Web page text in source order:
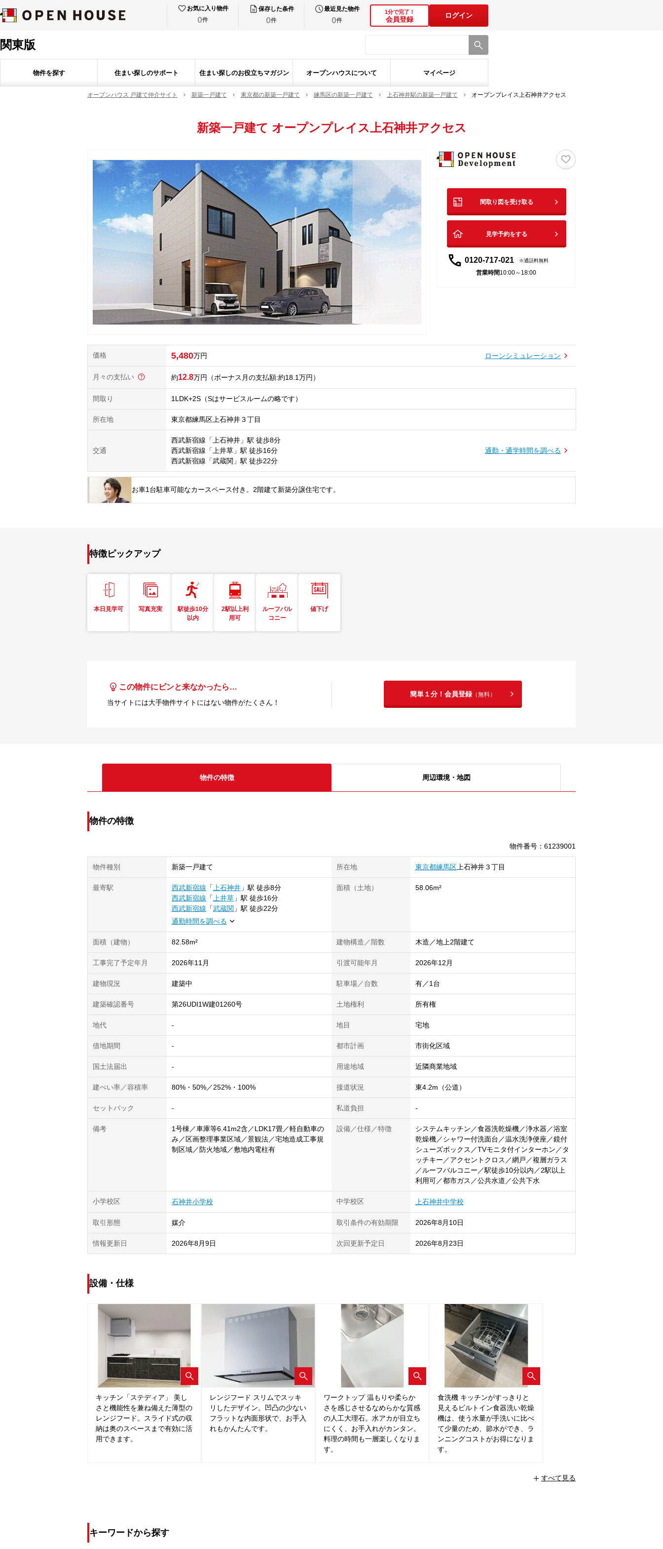
お気に入り物件
0件
保存した条件
0件
最近見た物件
0件
1分で完了！
会員登録
ログイン
関東版
物件を探す 住まい探しのサポート 住まい探しのお役立ちマガジン オープンハウスについて マイページ
オープンハウス 戸建て仲介サイト 新築一戸建て 東京都の新築一戸建て 練馬区の新築一戸建て 上石神井駅の新築一戸建て オープンプレイス上石神井アクセス
新築一戸建て オープンプレイス上石神井アクセス
♡
間取り図を受け取る
見学予約をする
0120-717-021 通話料無料
営業時間10:00～18:00
価格 5,480万円 ローンシミュレーション
月々の支払い 12.8万円 （ボーナス月の支払額:約18.1万円）
間取り 1LDK+2S（Sはサービスルームの略です）
所在地 東京都練馬区上石神井３丁目
交通
西武新宿線「上石神井」駅 徒歩8分
西武新宿線「上井草」駅 徒歩16分
西武新宿線「武蔵関」駅 徒歩22分
通勤・通学時間を調べる
お車1台駐車可能なカースペース付き。2階建て新築分譲住宅です。
特徴ピックアップ
本日見学可 写真充実
駅徒歩10分
以内
2駅以上利
用可
ルーフバル
コニー
値下げ
この物件にピンと来なかったら…
当サイトには大手物件サイトにはない物件がたくさん！
簡単１分！会員登録 （無料）
物件の特徴 周辺環境・地図
物件の特徴
物件番号 ： 61239001
物件種別 新築一戸建て 所在地 東京都練馬区上石神井３丁目
最寄駅 西武新宿線 「 上石神井」 駅 徒歩8分
西武新宿線 「 上井草」 駅 徒歩16分
西武新宿線 「武蔵関 」 駅 徒歩22分
通勤時間を調べる
面積（土地） 58.06m²
面積（建物） 82.58m² 建物構造／階数 木造／地上2階建て
工事完了予定年月 2026年11月 引渡可能年月 2026年12月
建物現況 建築中 駐車場／台数 有／1台
建築確認番号 第26UDI1W建01260号 土地権利 所有権
地代 - 地目 宅地
借地期間 - 都市計画 市街化区域
国土法届出 - 用途地域 近隣商業地域
建ぺい率／容積率 80%・50%／252%・100% 接道状況 東4.2m（公道）
セットバック - 私道負担 -
備考
1号棟／車庫等6.41m2含／LDK17畳／軽自動車の
み／区画整理事業区域／景観法／宅地造成工事規
制区域／防火地域／敷地内電柱有
設備／仕様／特徴
システムキッチン／食器洗乾燥機／浄水器／浴室
乾燥機／シャワー付洗面台／温水洗浄便座／鏡付
シューズボックス／TVモニタ付インターホン／タ
ッチキー／アクセントクロス／網戸／複層ガラス
／ルーフバルコニー／駅徒歩10分以内／2駅以上
利用可／都市ガス／公共水道／公共下水
小学校区 石神井小学校 中学校区 上石神井中学校
取引形態 媒介 取引条件の有効期限 2026年8月10日
情報更新日 2026年8月9日 次回更新予定日 2026年8月23日
設備・仕様
キッチン「ステディア」 美し
さと機能性を兼ね備えた薄型の
レンジフード。スライド式の収
納は奥のスペースまで有効に活
用できます。
レンジフード スリムでスッキ
リしたデザイン。凹凸の少ない
フラットな内面形状で、お手入
れもかんたんです。
ワークトップ 温もりや柔らか
さを感じさせるなめらかな質感
の人工大理石。水アカが目立ち
にくく、お手入れがカンタン。
料理の時間も一層楽しくなりま
す。
食洗機 キッチンがすっきりと
見えるビルトイン食器洗い乾燥
機は、使う水量が手洗いに比べ
て少量のため、節水ができ、ラ
ンニングコストがお得になりま
す。
+ すべて見る
キーワードから探す